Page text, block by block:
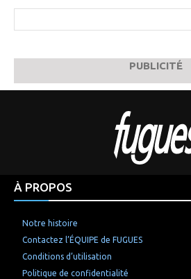
PUBLICITÉ
À PROPOS
Notre histoire
Contactez l’ÉQUIPE de FUGUES
Conditions d’utilisation
Politique de confidentialité